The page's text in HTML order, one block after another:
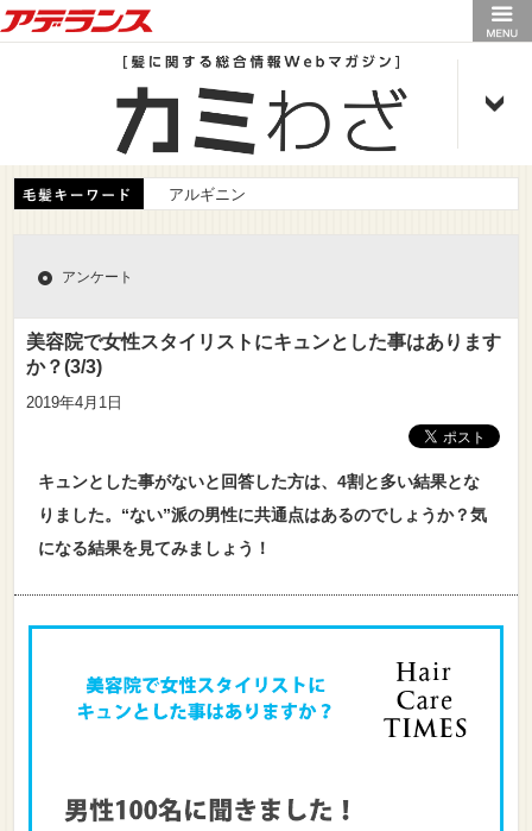
アデランス
アルギニン
アンケート
美容院で女性スタイリストにキュンとした事はあります
か？(3/3)
2019年4月1日
キュンとした事がないと回答した方は、4割と多い結果とな
りました。“ない”派の男性に共通点はあるのでしょうか？気
になる結果を見てみましょう！